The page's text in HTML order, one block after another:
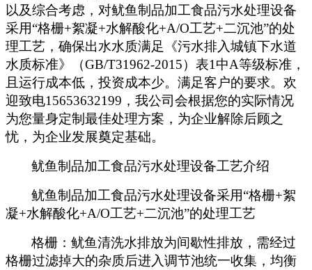
以及综合考虑，对鱿鱼制品加工食品污水处理设备
采用“格栅+絮凝+水解酸化+A/O工艺+二沉池”的处
理工艺，确保出水水质满足《污水排入城镇下水道
水质标准》（GB/T31962-2015）表1中A等级标准，
且运行成本低，投资成本少。满足客户的要求。欢
迎致电15653632199，我公司会根据您的实际情况
为您量身定制最佳处理方案，为企业解除后顾之
忧，为企业发展奠定基础。
鱿鱼制品加工食品污水处理设备工艺介绍
鱿鱼制品加工食品污水处理设备采用“格栅+絮
凝+水解酸化+A/O工艺+二沉池”的处理工艺
格栅：鱿鱼清洗水排放为间歇性排放，需经过
格栅过滤掉大的杂质后进入调节池统一收集，均衡